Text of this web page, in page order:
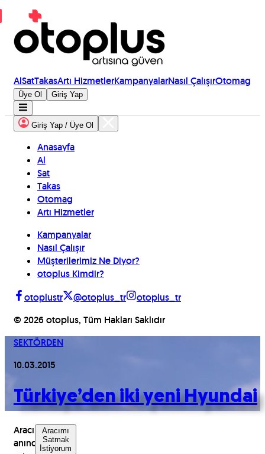
AlSatTakasArtı HizmetlerKampanyalarNasıl ÇalışırOtomag
Üye Ol Giriş Yap
Giriş Yap / Üye Ol
Anasayfa
Al
Sat
Takas
Otomag
Artı Hizmetler
Kampanyalar
Nasıl Çalışır
Müşterilerimiz Ne Diyor?
otoplus Kimdir?
otoplustr
@otoplus_tr
otoplus_tr
© 2026 otoplus, Tüm Hakları Saklıdır
SEKTÖRDEN
10.03.2015
Türkiye’den iki yeni Hyundai
Aracınızı
anında
Aracımı
Satmak
İstiyorum